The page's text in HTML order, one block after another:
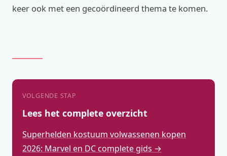
keer ook met een gecoördineerd thema te komen.
VOLGENDE STAP
Lees het complete overzicht
Superhelden kostuum volwassenen kopen
2026: Marvel en DC complete gids →